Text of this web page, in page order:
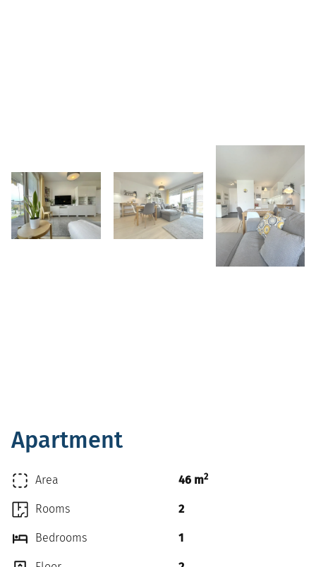
Apartment
Area 46 m2
Rooms 2
Bedrooms 1